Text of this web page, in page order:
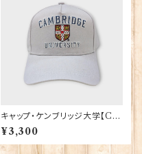
キャップ・ケンブリッジ大学【Ca
mbridge Univ.】00215
¥3,300